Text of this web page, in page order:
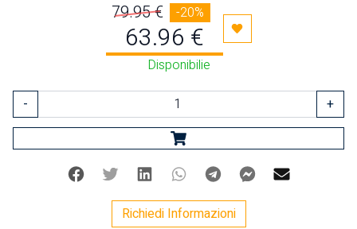
79.95 € -20%
63.96 € Aggiungi ai preferiti
Disponibilie
- +
Facebook
Twitter LinkedinWhatsappTelegramFacebook
Richiedi Informazioni